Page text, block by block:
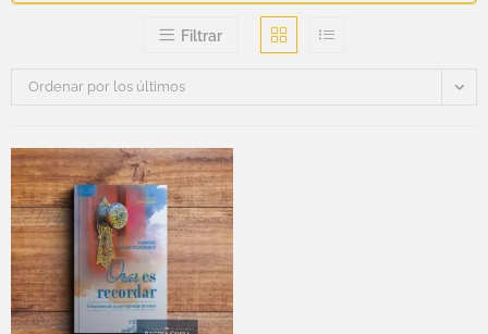
Filtrar
Ordenar por los últimos